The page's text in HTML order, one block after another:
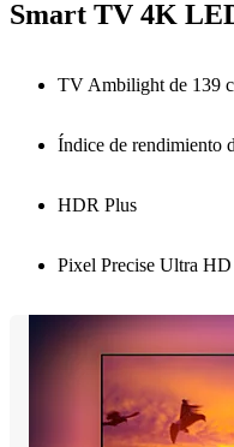
Smart TV 4K
TV Ambilight de 139
Índice de rendimiento
HDR Plus
Pixel Precise Ultra HD